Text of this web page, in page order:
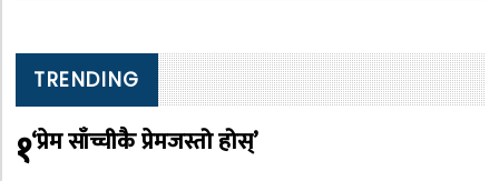
TRENDING
१‘प्रेम साँच्चीकै प्रेमजस्तो होस्’